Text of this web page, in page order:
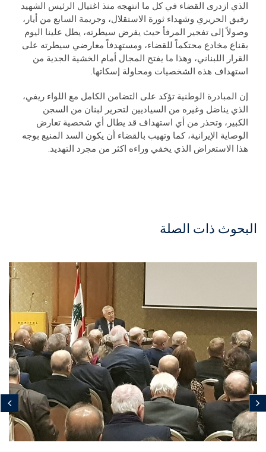
الذي ازدرى القضاء في كل ما انتهجه منذ اغتيال الرئيس الشهيد
رفيق الحريري وشهداء ثورة الاستقلال، وجريمة السابع من أيار،
وصولاً إلى تفجير المرفأ حيث يفرض سيطرته، يطل علينا اليوم
بقناع مخادع محتكماً للقضاء، ومستهدفاً معارضي سيطرته على
القرار اللبناني، وهذا ما يفتح المجال أمام الخشية الجدية من
استهداف هذه الشخصيات ومحاولة إسكاتها.
إن المبادرة الوطنية تؤكد على التضامن الكامل مع اللواء ريفي،
الذي يناضل وغيره من السياديين لتحرير لبنان من السجن
الكبير، وتحذر من أي استهداف قد يطال أي شخصية تعارض
الوصاية الإيرانية، كما وتهيب بالقضاء أن يكون السد المنيع بوجه
هذا الاستعراض الذي يخفي وراءه اكثر من مجرد التهديد.
البحوث ذات الصلة
مجاني